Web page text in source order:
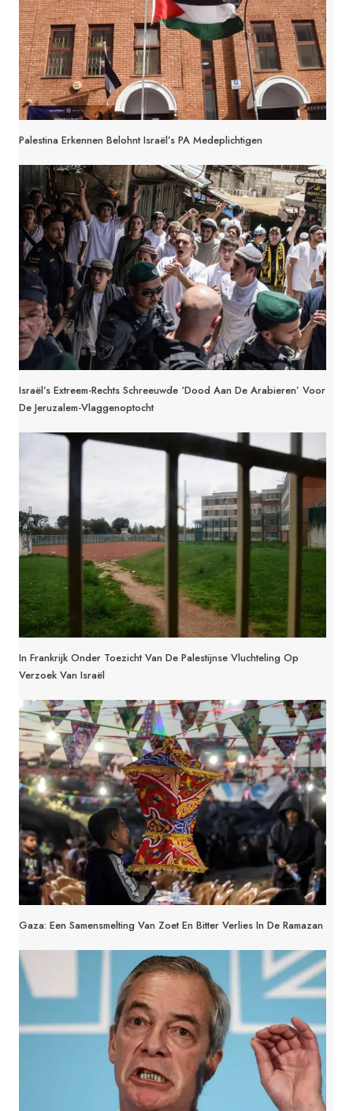
Palestina Erkennen Belohnt Israël’s PA Medeplichtigen
Israël’s Extreem-Rechts Schreeuwde ‘Dood Aan De Arabieren’ Voor
De Jeruzalem-Vlaggenoptocht
In Frankrijk Onder Toezicht Van De Palestijnse Vluchteling Op
Verzoek Van Israël
Gaza: Een Samensmelting Van Zoet En Bitter Verlies In De Ramazan